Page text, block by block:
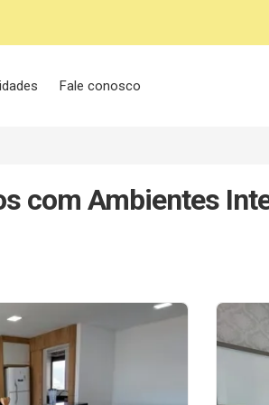
Fale conosco
com Ambientes